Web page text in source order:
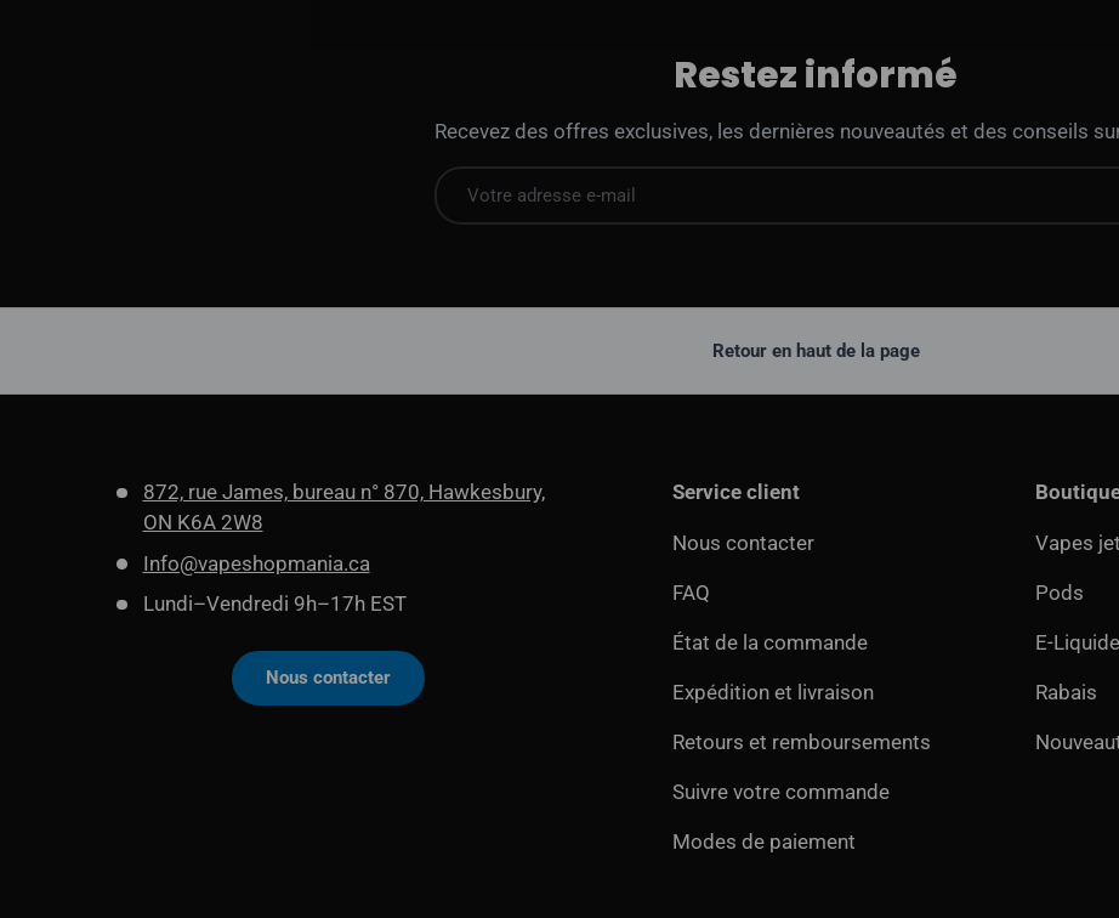
Restez informé
Recevez des offres exclusives, les dernières nouveautés et des conseils
E-mail
Retour en haut de la page
872, rue James, bureau n° 870, Hawkesbury,
ON K6A 2W8
Info@vapeshopmania.ca
Lundi–Vendredi 9h–17h EST
Nous contacter
Service client
Nous contacter
FAQ
État de la commande
Expédition et livraison
Retours et remboursements
Suivre votre commande
Modes de paiement
Vapes
Pods
E-
Rabais